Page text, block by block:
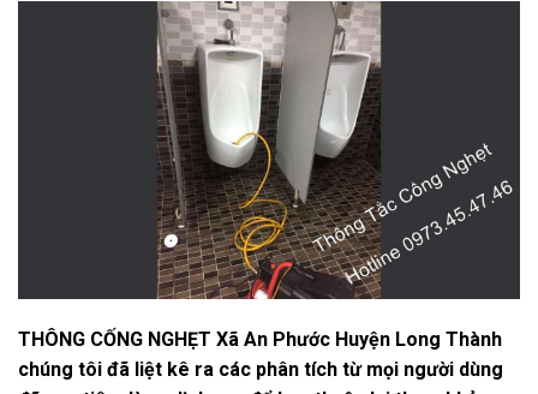
THÔNG CỐNG NGHẸT Xã An Phước Huyện Long Thành
chúng tôi đã liệt kê ra các phân tích từ mọi người dùng